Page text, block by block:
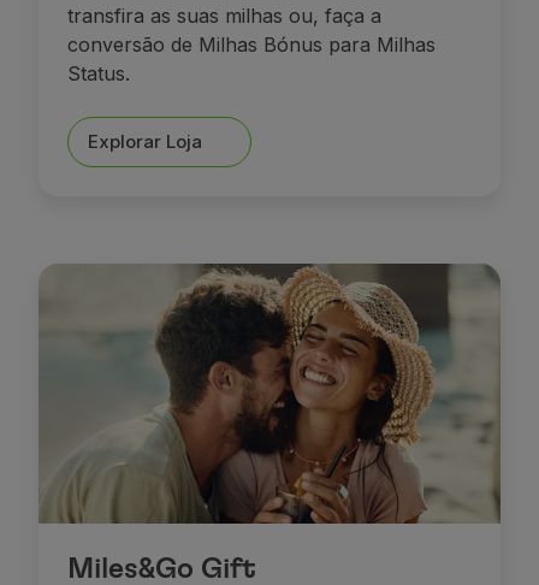
transfira as suas milhas ou, faça a
conversão de Milhas Bónus para Milhas
Status.
Explorar Loja
Miles&Go Gift